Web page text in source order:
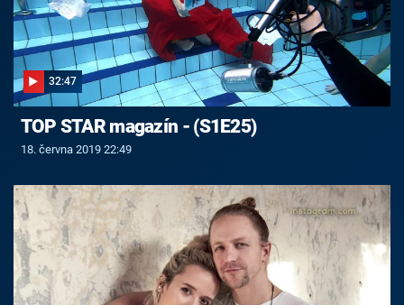
32:47
TOP STAR magazín - (S1E25)
18. června 2019 22:49